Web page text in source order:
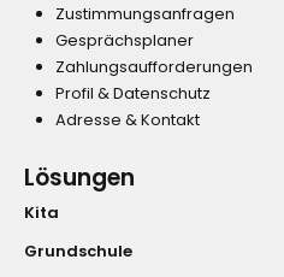
Zustimmungsanfragen
Gesprächsplaner
Zahlungsaufforderungen
Profil & Datenschutz
Adresse & Kontakt
Lösungen
Kita
Grundschule